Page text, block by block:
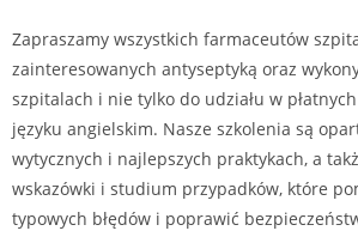
Zapraszamy wszystkich farmaceutów
zainteresowanych antyseptyką oraz
szpitalach i nie tylko do udziału w
języku angielskim. Nasze szkolenia są
wytycznych i najlepszych praktykach, a
wskazówki i studium przypadków, które
typowych błędów i poprawić